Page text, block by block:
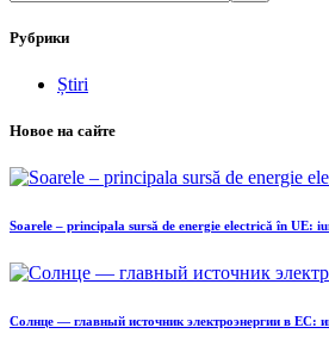
Рубрики
Știri
Новое на сайте
Soarele – principala sursă de energie electrică în UE:
Солнце — главный источник электроэнергии в ЕС: